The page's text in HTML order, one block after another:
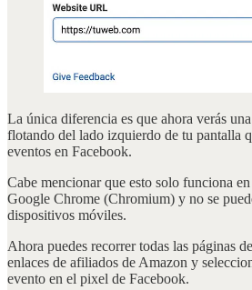
La única diferencia es que ahora verás
flotando del lado izquierdo de tu pantalla
eventos en Facebook.
Cabe mencionar que esto solo funciona
Google Chrome (Chromium) y no se
dispositivos móviles.
Ahora puedes recorrer todas las páginas
enlaces de afiliados de Amazon y
evento en el pixel de Facebook.